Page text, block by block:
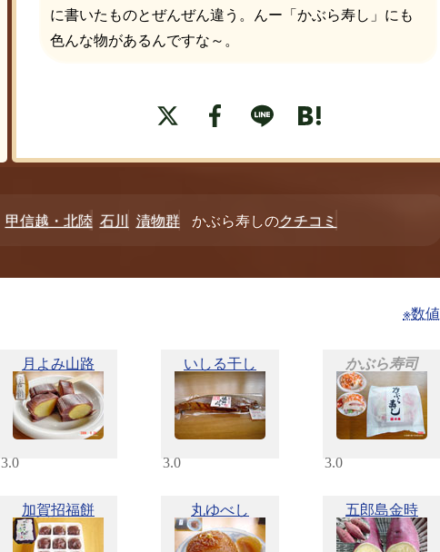
に書いたものとぜんぜん違う。んー「かぶら寿し」にも
色んな物があるんですな～。
甲信越・北陸 石川 漬物群 かぶら寿しのクチコミ
※数値
月よみ山路
3.0
いしる干し
3.0
かぶら寿司
3.0
加賀招福餅 丸ゆべし 五郎島金時